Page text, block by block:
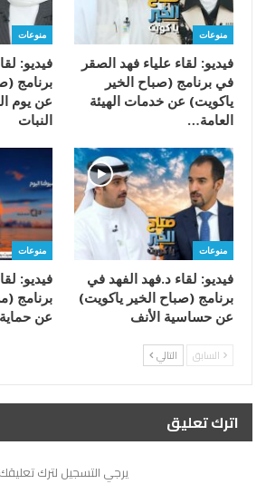
منوعات
فيديو: لقاء علياء فهد الصقر
في برنامج (صباح الخير
ياكويت) عن خدمات الهيئة
العامة…
منوعات
فيديو:
برنامج
عن يوم
النبات
منوعات
فيديو: لقاء د.فهد الفهد في
برنامج (صباح الخير ياكويت)
عن حساسية الأنف
منوعات
فيديو:
برنامج
عن
السابق التالي
اترك تعليق
يرجي التسجيل لترك تعليقك